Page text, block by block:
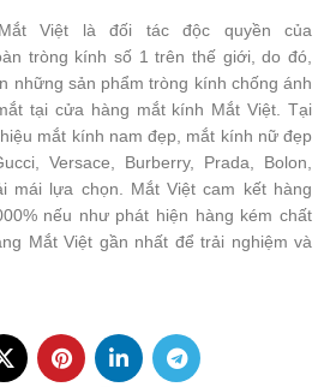
Việt là đối tác độc quyền của
tròng kính số 1 trên thế giới, do đó,
những sản phẩm tròng kính chống ánh
tại cửa hàng mắt kính Mắt Việt. Tại
mắt kính nam đẹp, mắt kính nữ đẹp
Versace, Burberry, Prada, Bolon,
mái lựa chọn. Mắt Việt cam kết hàng
nếu như phát hiện hàng kém chất
Mắt Việt gần nhất để trải nghiệm và